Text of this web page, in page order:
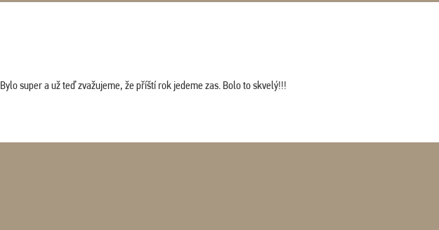
super a už teď zvažujeme, že příští rok jedeme zas. Bolo to skvelý!!!